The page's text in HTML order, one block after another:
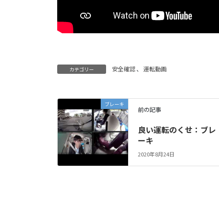
カテゴリー 安全確認、 運転動画
ブレーキ
前の記事
良い運転のくせ：ブレ
ーキ
2020年8月24日